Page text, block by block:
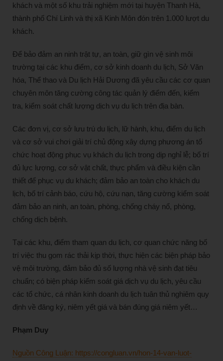
khách và một số khu trải nghiệm mới tại huyện Thanh Hà,
thành phố Chí Linh và thị xã Kinh Môn đón trên 1.000 lượt du
khách.
Để bảo đảm an ninh trật tự, an toàn, giữ gìn vệ sinh môi
trường tại các khu điểm, cơ sở kinh doanh du lịch, Sở Văn
hóa, Thể thao và Du lịch Hải Dương đã yêu cầu các cơ quan
chuyên môn tăng cường công tác quản lý điểm đến, kiểm
tra, kiểm soát chất lượng dịch vụ du lịch trên địa bàn.
Các đơn vị, cơ sở lưu trú du lịch, lữ hành, khu, điểm du lịch
và cơ sở vui chơi giải trí chủ động xây dựng phương án tổ
chức hoạt động phục vụ khách du lịch trong dịp nghỉ lễ; bố trí
đủ lực lượng, cơ sở vật chất, thực phẩm và điều kiện cần
thiết để phục vụ du khách; đảm bảo an toàn cho khách du
lịch, bố trí cảnh báo, cứu hộ, cứu nạn, tăng cường kiểm soát
đảm bảo an ninh, an toàn, phòng, chống cháy nổ, phòng,
chống dịch bệnh.
Tại các khu, điểm tham quan du lịch, cơ quan chức năng bố
trí việc thu gom rác thải kịp thời, thực hiện các biện pháp bảo
vệ môi trường, đảm bảo đủ số lượng nhà vệ sinh đạt tiêu
chuẩn; có biện pháp kiểm soát giá dịch vụ du lịch, yêu cầu
các tổ chức, cá nhân kinh doanh du lịch tuân thủ nghiêm quy
định về đăng ký, niêm yết giá và bán đúng giá niêm yết…
Phạm Duy
Nguồn Công Luận: https://congluan.vn/hon-14-van-luot-